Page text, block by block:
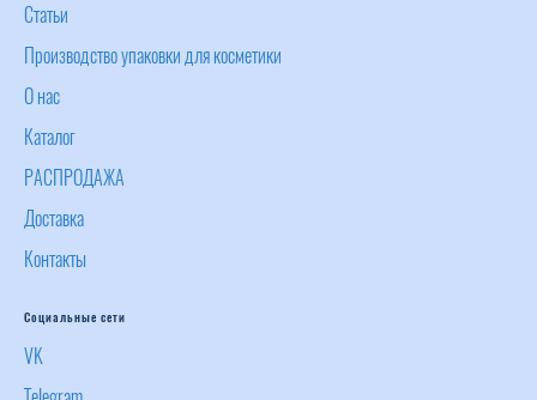
Статьи
Производство упаковки для косметики
О нас
Каталог
РАСПРОДАЖА
Доставка
Контакты
Социальные сети
VK